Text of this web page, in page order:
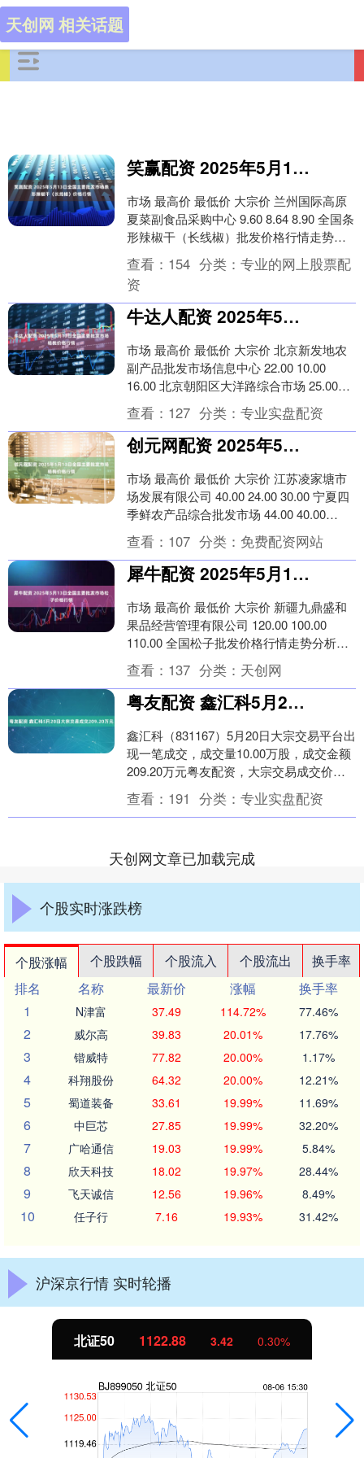
天创网 相关话题
笑赢配资 2025年5月13日全国主要批发市场条形辣椒干（长线椒）价格行情
市场 最高价 最低价 大宗价 兰州国际高原
夏菜副食品采购中心 9.60 8.64 8.90 全国条
形辣椒干（长线椒）批发价格行情走势分
析笑赢配资 从今日全国条形....
查看： 154 分类： 专业的网上股票配
资
牛达人配资 2025年5月13日全国主要批发市场杨桃价格行情
市场 最高价 最低价 大宗价 北京新发地农
副产品批发市场信息中心 22.00 10.00
16.00 北京朝阳区大洋路综合市场 25.00
23.00 24.0....
查看： 127 分类： 专业实盘配资
创元网配资 2025年5月13日全国主要批发市场杨梅价格行情
市场 最高价 最低价 大宗价 江苏凌家塘市
场发展有限公司 40.00 24.00 30.00 宁夏四
季鲜农产品综合批发市场 44.00 40.00
42.00 ....
查看： 107 分类： 免费配资网站
犀牛配资 2025年5月13日全国主要批发市场松子价格行情
市场 最高价 最低价 大宗价 新疆九鼎盛和
果品经营管理有限公司 120.00 100.00
110.00 全国松子批发价格行情走势分析犀
牛配资 从今日全国松子批....
查看： 137 分类： 天创网
粤友配资 鑫汇科5月20日大宗交易成交209.20万元
鑫汇科（831167）5月20日大宗交易平台出
现一笔成交，成交量10.00万股，成交金额
209.20万元粤友配资，大宗交易成交价为
20.92元，相对今日收盘价折....
查看： 191 分类： 专业实盘配资
天创网文章已加载完成
个股实时涨跌榜
个股涨幅 个股跌幅 个股流入 个股流出
换手率
排名
名称 最新价 涨幅
换手率
1
N津富 37.49 114.72% 77.46%
2 威尔高 39.83 20.01% 17.76%
3 锴威特 77.82 20.00% 1.17%
4 科翔股份 64.32 20.00% 12.21%
5 蜀道装备 33.61 19.99% 11.69%
6 中巨芯 27.85 19.99% 32.20%
7 广哈通信 19.03 19.99% 5.84%
8 欣天科技 18.02 19.97% 28.44%
9 飞天诚信 12.56 19.96% 8.49%
10 任子行 7.16 19.93% 31.42%
沪深京行情 实时轮播
北证50 1122.88 3.42 0.30%